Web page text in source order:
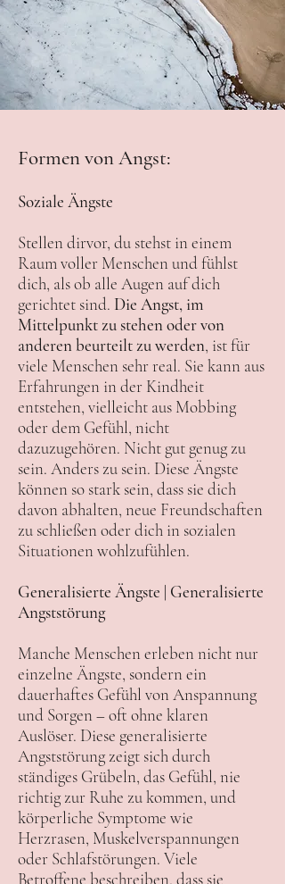
Formen von Angst:
Soziale Ängste
Stellen dirvor, du stehst in einem
Raum voller Menschen und fühlst
dich, als ob alle Augen auf dich
gerichtet sind. Die Angst, im
Mittelpunkt zu stehen oder von
anderen beurteilt zu werden, ist für
viele Menschen sehr real. Sie kann aus
Erfahrungen in der Kindheit
entstehen, vielleicht aus Mobbing
oder dem Gefühl, nicht
dazuzugehören. Nicht gut genug zu
sein. Anders zu sein. Diese Ängste
können so stark sein, dass sie dich
davon abhalten, neue Freundschaften
zu schließen oder dich in sozialen
Situationen wohlzufühlen.
Generalisierte Ängste | Generalisierte
Angststörung
Manche Menschen erleben nicht nur
einzelne Ängste, sondern ein
dauerhaftes Gefühl von Anspannung
und Sorgen – oft ohne klaren
Auslöser. Diese generalisierte
Angststörung zeigt sich durch
ständiges Grübeln, das Gefühl, nie
richtig zur Ruhe zu kommen, und
körperliche Symptome wie
Herzrasen, Muskelverspannungen
oder Schlafstörungen. Viele
Betroffene beschreiben, dass sie